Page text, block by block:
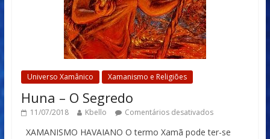
Universo Xamânico Xamanismo e Religiões
Huna – O Segredo
11/07/2018 Kbello Comentários desativados
XAMANISMO HAVAIANO O termo Xamã pode ter-se